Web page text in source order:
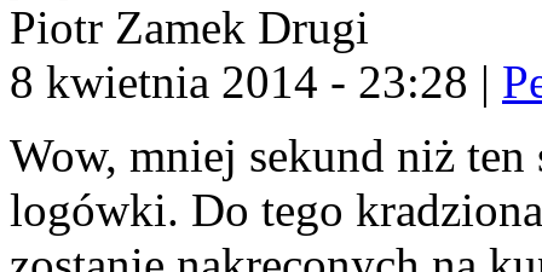
Piotr Zamek Drugi
8 kwietnia 2014 - 23:28 |
Wow, mniej sekund niż
logówki. Do tego